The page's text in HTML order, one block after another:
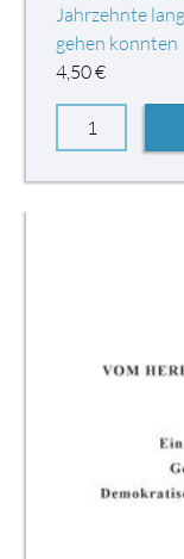
Jahrzehnte
gehen konnten
4,50€